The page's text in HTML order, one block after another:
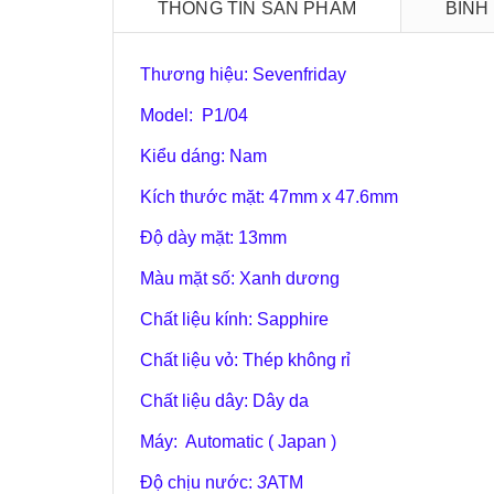
THÔNG TIN SẢN PHẨM
Thương hiệu: Sevenfriday
Model: P1/04
Kiểu dáng: Nam
Kích thước mặt: 47mm x 47.6mm
Độ dày mặt: 13mm
Màu mặt số: Xanh dương
Chất liệu kính: Sapphire
Chất liệu vỏ: Thép không rỉ
Chất liệu dây: Dây da
Máy: Automatic ( Japan )
Độ chịu nước: 3ATM